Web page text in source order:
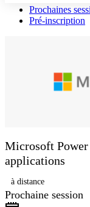
Prochaines
Pré-inscription
Microsoft
applications
à distance
Prochaine session